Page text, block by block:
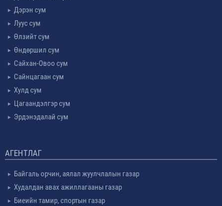
Дэрэн сум
Луус сум
Өлзийт сум
Өндөршил сум
Сайхан-Овоо сум
Сайнцагаан сум
Хулд сум
Цагаандэлгэр сум
Эрдэнэдалай сум
АГЕНТЛАГ
Байгаль орчин, аялал жуулчлалын газар
Худалдан авах ажиллагааны газар
Биеийн тамир, спортын газар